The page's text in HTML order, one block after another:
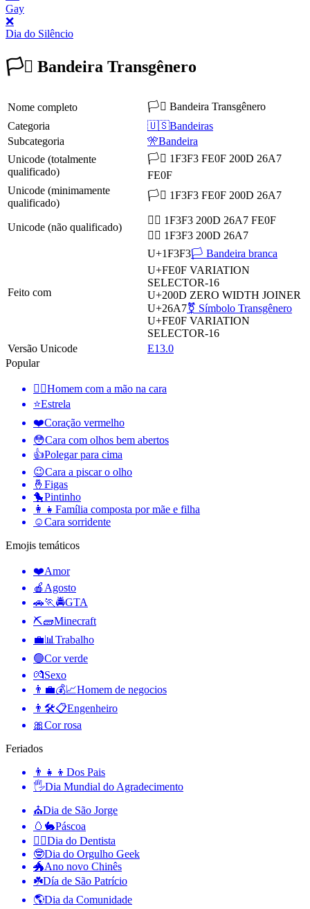
Gay
❌
Dia do Silêncio
🏳️‍⚧️ Bandeira Transgênero
Nome completo
🏳️‍⚧️ Bandeira Transgênero
Categoria
🇺🇸Bandeiras
Subcategoria
🎌Bandeira
Unicode (totalmente
qualificado)
🏳️‍⚧️ 1F3F3 FE0F 200D 26A7
FE0F
Unicode (minimamente
qualificado)
🏳️‍⚧ 1F3F3 FE0F 200D 26A7
Unicode (não qualificado)
🏳‍⚧️ 1F3F3 200D 26A7 FE0F
🏳‍⚧ 1F3F3 200D 26A7
Feito com
U+1F3F3🏳️ Bandeira branca
U+FE0F VARIATION
SELECTOR-16
U+200D ZERO WIDTH JOINER
U+26A7⚧️ Símbolo Transgênero
U+FE0F VARIATION
SELECTOR-16
Versão Unicode
E13.0
Popular
🤦‍♂️Homem com a mão na cara
⭐Estrela
❤️Coração vermelho
😳Cara com olhos bem abertos
👍Polegar para cima
😉Cara a piscar o olho
🤞 Figas
🐤Pintinho
👩‍👧 Família composta por mãe e filha
☺️Cara sorridente
Emojis temáticos
❤️Amor
🍎 Agosto
🚗🏃🚔GTA
⛏🧱Minecraft
💼📊 Trabalho
🟢Cor verde
💏Sexo
👨‍💼💰📈Homem de negocios
👨🛠📋Engenheiro
🎀Cor rosa
Feriados
👨‍👧‍👦 Dos Pais
🖐Dia Mundial do Agradecimento
⛪️Dia de São Jorge
🥚🐇Páscoa
👨‍⚕️Dia do Dentista
🤓Dia do Orgulho Geek
🐲Ano novo Chinês
☘️Día de São Patrício
🌎Dia da Comunidade